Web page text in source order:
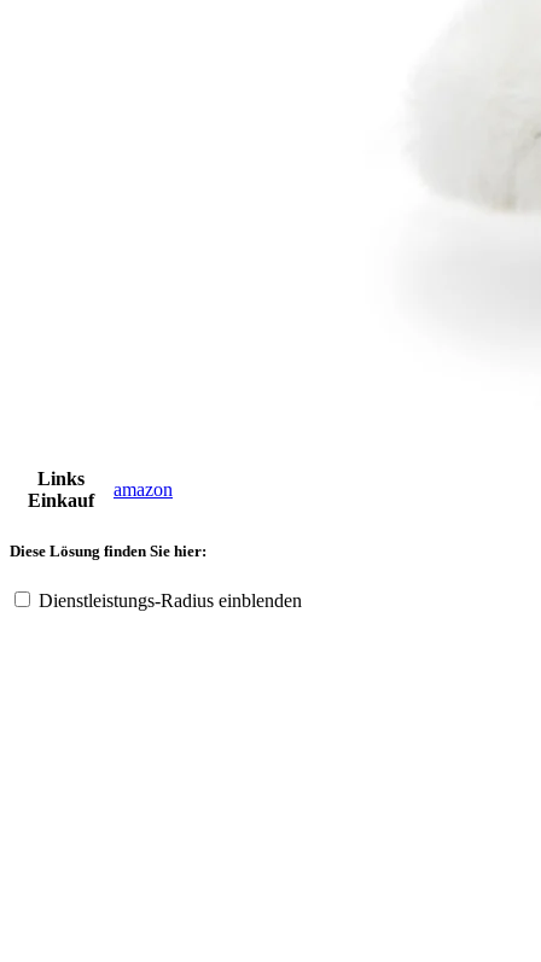
Links
Einkauf
amazon
Diese Lösung finden Sie hier:
Dienstleistungs-Radius einblenden